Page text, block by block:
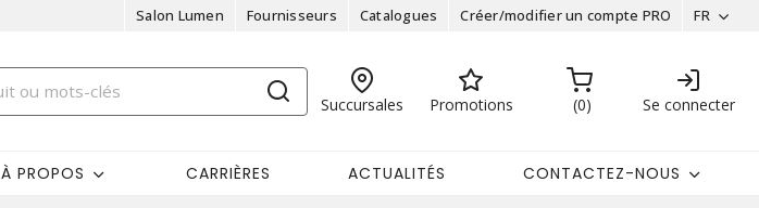
Salon Lumen Fournisseurs Catalogues Créer/modifier un compte PRO FR
Succursales Promotions 0 Se connecter
À PROPOS CARRIÈRES ACTUALITÉS CONTACTEZ-NOUS